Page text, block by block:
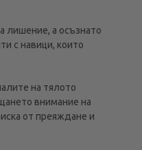
лишение, а осъзнато
с навици, които
на тялото
внимание на
от преяждане и